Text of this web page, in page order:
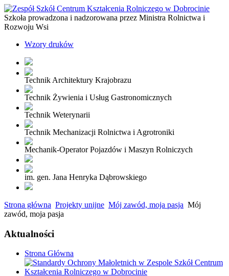
Szkoła prowadzona i nadzorowana przez Ministra Rolnictwa i
Rozwoju Wsi
Wzory druków
Technik Architektury Krajobrazu
Technik Żywienia i Usług Gastronomicznych
Technik Weterynarii
Technik Mechanizacji Rolnictwa i Agrotroniki
Mechanik-Operator Pojazdów i Maszyn Rolniczych
im. gen. Jana Henryka Dąbrowskiego
Strona główna Projekty unijne Mój zawód, moja pasja Mój
zawód, moja pasja
Aktualności
Strona Główna